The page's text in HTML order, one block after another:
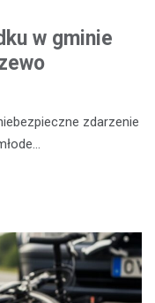
w gminie
zdarzenie